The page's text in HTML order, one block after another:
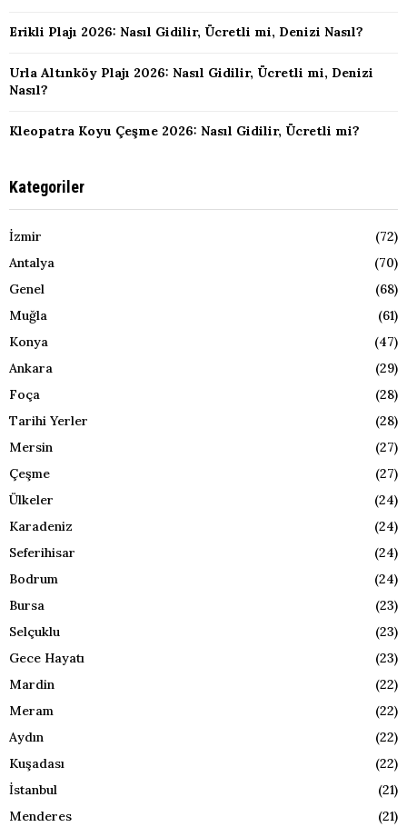
Erikli Plajı 2026: Nasıl Gidilir, Ücretli mi, Denizi Nasıl?
Urla Altınköy Plajı 2026: Nasıl Gidilir, Ücretli mi, Denizi
Nasıl?
Kleopatra Koyu Çeşme 2026: Nasıl Gidilir, Ücretli mi?
Kategoriler
İzmir
(72)
Antalya
(70)
Genel
(68)
Muğla
(61)
Konya
(47)
Ankara
(29)
Foça
(28)
Tarihi Yerler
(28)
Mersin
(27)
Çeşme
(27)
Ülkeler
(24)
Karadeniz
(24)
Seferihisar
(24)
Bodrum
(24)
Bursa
(23)
Selçuklu
(23)
Gece Hayatı
(23)
Mardin
(22)
Meram
(22)
Aydın
(22)
Kuşadası
(22)
İstanbul
(21)
Menderes
(21)